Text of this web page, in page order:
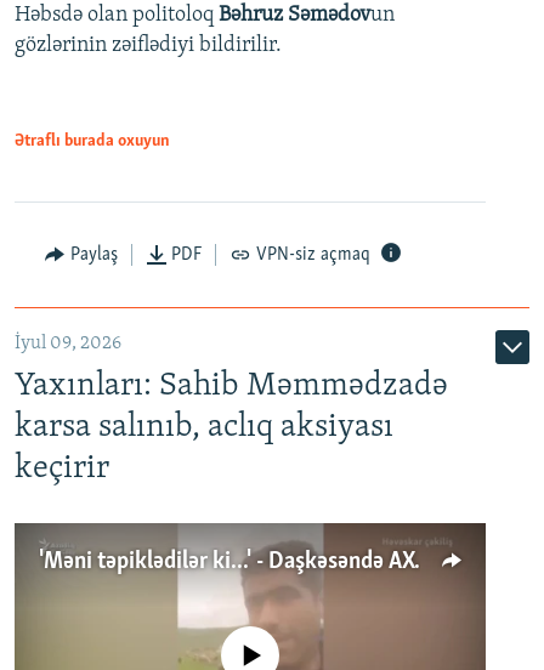
Həbsdə olan politoloq Bəhruz Səmədovun
gözlərinin zəiflədiyi bildirilir.
Ətraflı burada oxuyun
Paylaş PDF VPN-siz açmaq
İyul 09, 2026
Yaxınları: Sahib Məmmədzadə
karsa salınıb, aclıq aksiyası
keçirir
'Məni təpiklədilər ki...' - Daşkəsəndə AXCP fəalının yaxınları onun həbsinə etiraz edirlər
No media source currently available